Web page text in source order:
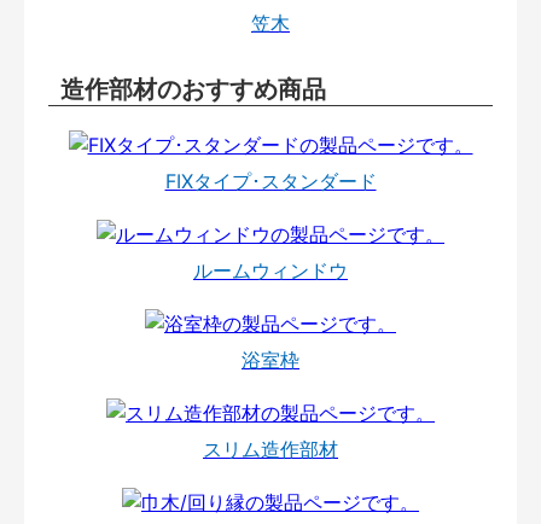
笠木
造作部材のおすすめ商品
FIXタイプ･スタンダード
ルームウィンドウ
浴室枠
スリム造作部材